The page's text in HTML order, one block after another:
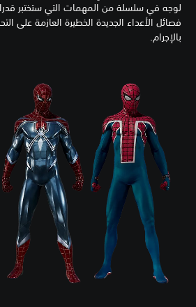
لوجه في سلسلة من المهمات التي ستختبر
فصائل الأعداء الجديدة الخطيرة العازمة على
بالإجرام.